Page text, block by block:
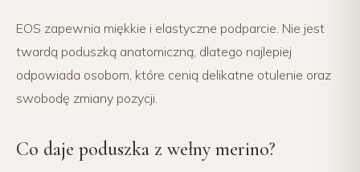
EOS zapewnia miękkie i elastyczne podparcie. Nie jest
twardą poduszką anatomiczną, dlatego najlepiej
odpowiada osobom, które cenią delikatne otulenie oraz
swobodę zmiany pozycji.
Co daje poduszka z wełny merino?